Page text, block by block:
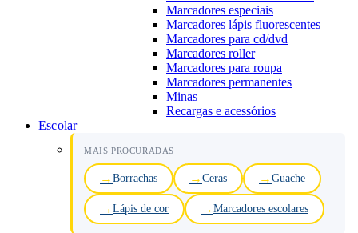
Marcadores especiais
Marcadores lápis fluorescentes
Marcadores para cd/dvd
Marcadores roller
Marcadores para roupa
Marcadores permanentes
Minas
Recargas e acessórios
Escolar
MAIS PROCURADAS
Borrachas Ceras Guache
Lápis de cor Marcadores escolares